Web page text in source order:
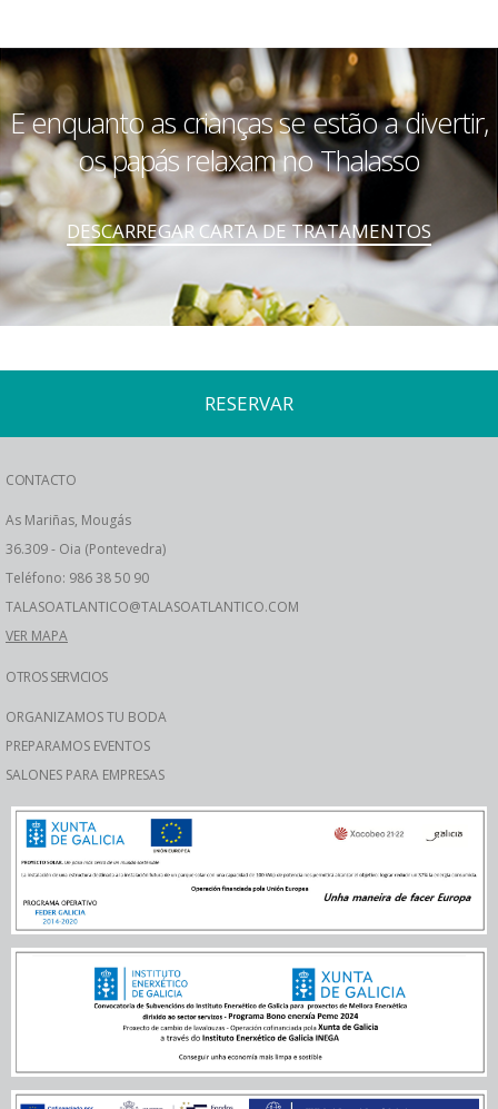
E enquanto as crianças se estão a divertir,
os papás relaxam no Thalasso
DESCARREGAR CARTA DE TRATAMENTOS
RESERVAR
CONTACTO
As Mariñas, Mougás
36.309 - Oia (Pontevedra)
Teléfono: 986 38 50 90
TALASOATLANTICO@TALASOATLANTICO.COM
VER MAPA
OTROS SERVICIOS
ORGANIZAMOS TU BODA
PREPARAMOS EVENTOS
SALONES PARA EMPRESAS